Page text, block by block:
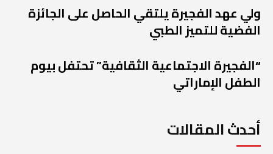
ولي عهد الفجيرة يلتقي الحاصل على الجائزة
الفضية للتميز الطبي
“الفجيرة الاجتماعية الثقافية” تحتفل بيوم
الطفل الإماراتي
أحدث المقالات